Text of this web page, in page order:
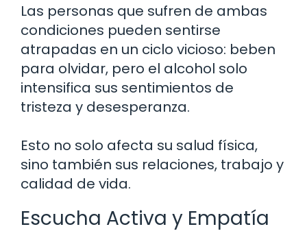
Las personas que sufren de ambas
condiciones pueden sentirse
atrapadas en un ciclo vicioso: beben
para olvidar, pero el alcohol solo
intensifica sus sentimientos de
tristeza y desesperanza.
Esto no solo afecta su salud física,
sino también sus relaciones, trabajo y
calidad de vida.
Escucha Activa y Empatía